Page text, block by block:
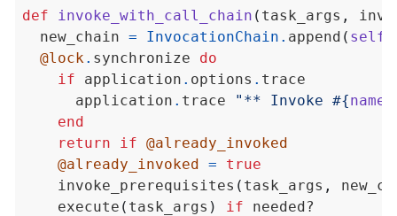
def invoke_with_call_chain ( task_args ,
  new_chain
= InvocationChain . append ( self
@lock. synchronize do
if application . options .
      application
. trace "** Invoke #{name
end
return
if @already_invoked
@already_invoked =
true
    invoke_prerequisites
( task_args ,
    execute
( task_args ) if